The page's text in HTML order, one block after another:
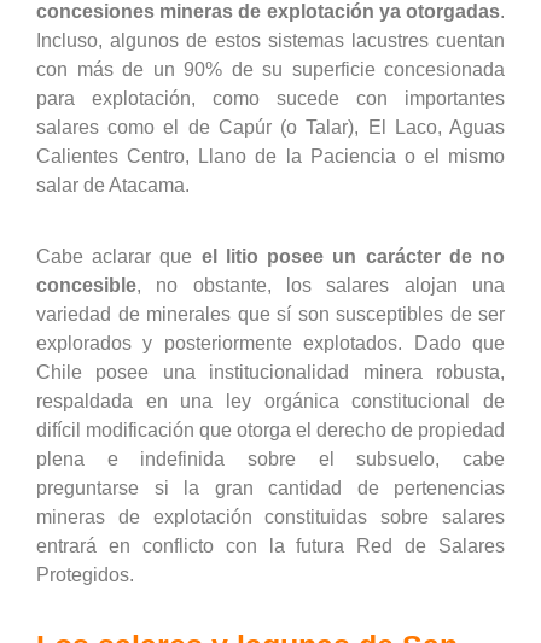
concesiones mineras de explotación ya otorgadas.
Incluso, algunos de estos sistemas lacustres cuentan
con más de un 90% de su superficie concesionada
para explotación, como sucede con importantes
salares como el de Capúr (o Talar), El Laco, Aguas
Calientes Centro, Llano de la Paciencia o el mismo
salar de Atacama.
Cabe aclarar que el litio posee un carácter de no
concesible, no obstante, los salares alojan una
variedad de minerales que sí son susceptibles de ser
explorados y posteriormente explotados. Dado que
Chile posee una institucionalidad minera robusta,
respaldada en una ley orgánica constitucional de
difícil modificación que otorga el derecho de propiedad
plena e indefinida sobre el subsuelo, cabe
preguntarse si la gran cantidad de pertenencias
mineras de explotación constituidas sobre salares
entrará en conflicto con la futura Red de Salares
Protegidos.